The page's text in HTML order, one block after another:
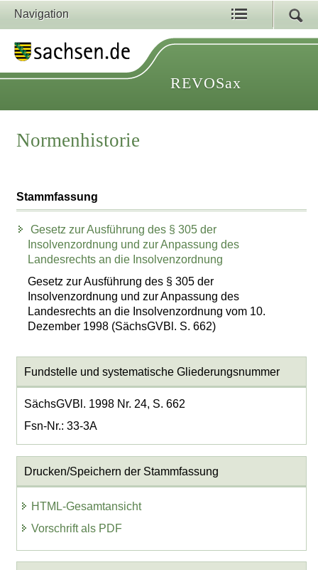
Navigation
REVOSax
Normenhistorie
Stammfassung
Gesetz zur Ausführung des § 305 der
Insolvenzordnung und zur Anpassung des
Landesrechts an die Insolvenzordnung
Gesetz zur Ausführung des § 305 der
Insolvenzordnung und zur Anpassung des
Landesrechts an die Insolvenzordnung vom 10.
Dezember 1998 (SächsGVBl. S. 662)
Fundstelle und systematische Gliederungsnummer
SächsGVBl. 1998 Nr. 24, S. 662
Fsn-Nr.: 33-3A
Drucken/Speichern der Stammfassung
HTML-Gesamtansicht
Vorschrift als PDF